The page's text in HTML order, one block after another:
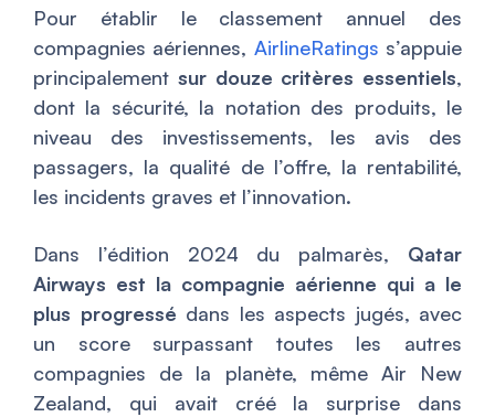
Pour établir le classement annuel des
compagnies aériennes, AirlineRatings s’appuie
principalement sur douze critères essentiels,
dont la sécurité, la notation des produits, le
niveau des investissements, les avis des
passagers, la qualité de l’offre, la rentabilité,
les incidents graves et l’innovation.
Dans l’édition 2024 du palmarès, Qatar
Airways est la compagnie aérienne qui a le
plus progressé dans les aspects jugés, avec
un score surpassant toutes les autres
compagnies de la planète, même Air New
Zealand, qui avait créé la surprise dans